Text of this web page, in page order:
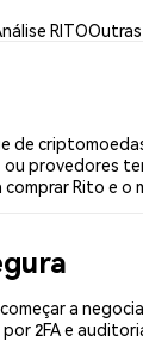
RITO
de
provedores
Rito e o
a
2FA e